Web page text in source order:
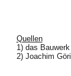
Quellen
1) das
2) Joachim